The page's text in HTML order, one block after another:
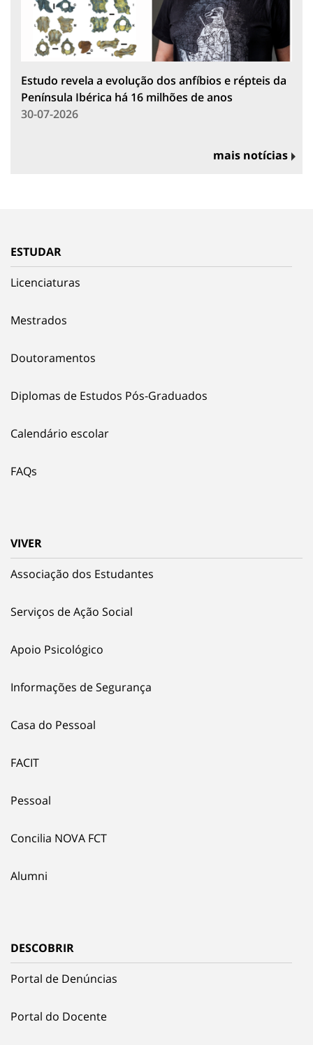
Estudo revela a evolução dos anfíbios e répteis da
Península Ibérica há 16 milhões de anos
30-07-2026
mais notícias
ESTUDAR
Licenciaturas
Mestrados
Doutoramentos
Diplomas de Estudos Pós-Graduados
Calendário escolar
FAQs
VIVER
Associação dos Estudantes
Serviços de Ação Social
Apoio Psicológico
Informações de Segurança
Casa do Pessoal
FACIT
Pessoal
Concilia NOVA FCT
Alumni
DESCOBRIR
Portal de Denúncias
Portal do Docente